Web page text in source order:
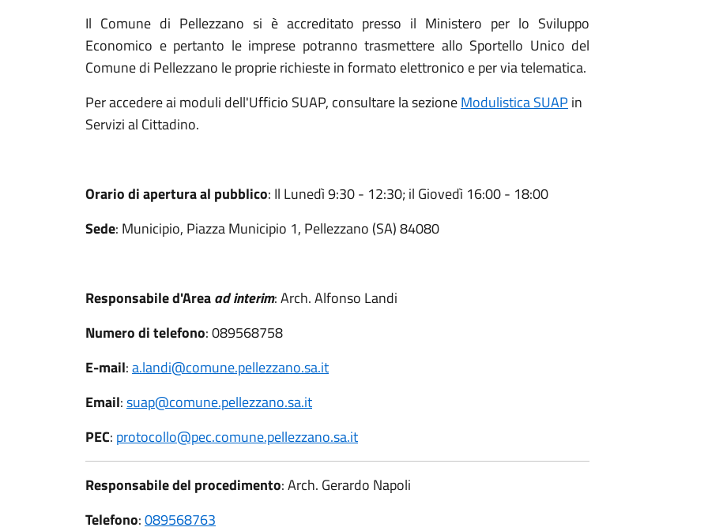
Il Comune di Pellezzano si è accreditato presso il Ministero per lo Sviluppo
Economico e pertanto le imprese potranno trasmettere allo Sportello Unico del
Comune di Pellezzano le proprie richieste in formato elettronico e per via telematica.
Per accedere ai moduli dell'Ufficio SUAP, consultare la sezioneModulistica SUAP in
Servizi al Cittadino.
Orario di apertura al pubblico: Il Lunedì 9:30 - 12:30; il Giovedì 16:00 - 18:00
Sede: Municipio, Piazza Municipio 1, Pellezzano (SA) 84080
Responsabile d'Areaad interim: Arch. Alfonso Landi
Numero di telefono: 089568758
E-mail:a.landi@comune.pellezzano.sa.it
Email:suap@comune.pellezzano.sa.it
PEC: protocollo@pec.comune.pellezzano.sa.it
Responsabile del procedimento: Arch. Gerardo Napoli
Telefono:089568763